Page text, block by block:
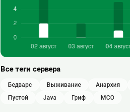
Все теги сервера
бедварс выживание анархия
пустой
java гриф МСО